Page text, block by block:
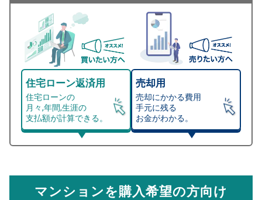
住宅ローン返済用
住宅ローンの
月々,年間,生涯の
支払額が計算できる。
売却用
売却にかかる費用
手元に残る
お金がわかる。
総支払額シミュレーション
計算できます。
マンション売却シミュレーター
から売却にかかる諸経費が自動で算出され、手元に残る
金額がわかります。
マンションを購入希望の方向け